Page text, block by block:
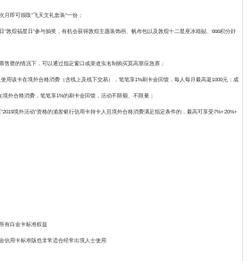
月即可领取“飞天文礼套装”一份；
“敦煌福星日”参与抽奖，有机会获得敦煌主题装饰画、帆布包以及敦煌十二星座冰箱贴、666积分好
售罄的情况下，可以通过指定窗口或渠道实名制购买莫高窟应急票；
使用该卡在境外合格消费（含线上及线下交易），笔笔享1%刷卡金回馈，每人每月最高返1000元；成
外合格消费，笔笔享1%的刷卡金回馈，活动不限额、不限量；
“2019境外活动”资格的浦发银行信用卡持卡人且境外合格消费满足指定条件的，最高可享受7%+20%+
有白金卡标准权益
信用卡标准版也非常适合经常出境人士使用